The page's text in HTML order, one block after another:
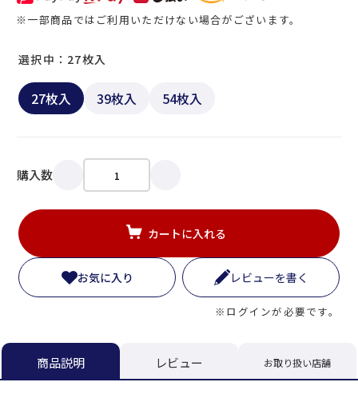
※一部商品ではご利用いただけない場合がございます。
27枚入 39枚入 54枚入
選択中：27枚入
購入数
カートに入れる
お気に入り レビューを書く
※ログインが必要です。
商品説明 レビュー お取り扱い店舗